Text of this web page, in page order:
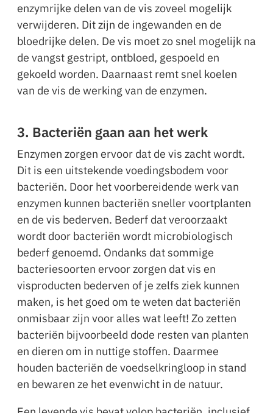
enzymrijke delen van de vis zoveel mogelijk
verwijderen. Dit zijn de ingewanden en de
bloedrijke delen. De vis moet zo snel mogelijk na
de vangst gestript, ontbloed, gespoeld en
gekoeld worden. Daarnaast remt snel koelen
van de vis de werking van de enzymen.
3. Bacteriën gaan aan het werk
Enzymen zorgen ervoor dat de vis zacht wordt.
Dit is een uitstekende voedingsbodem voor
bacteriën. Door het voorbereidende werk van
enzymen kunnen bacteriën sneller voortplanten
en de vis bederven. Bederf dat veroorzaakt
wordt door bacteriën wordt microbiologisch
bederf genoemd. Ondanks dat sommige
bacteriesoorten ervoor zorgen dat vis en
visproducten bederven of je zelfs ziek kunnen
maken, is het goed om te weten dat bacteriën
onmisbaar zijn voor alles wat leeft! Zo zetten
bacteriën bijvoorbeeld dode resten van planten
en dieren om in nuttige stoffen. Daarmee
houden bacteriën de voedselkringloop in stand
en bewaren ze het evenwicht in de natuur.